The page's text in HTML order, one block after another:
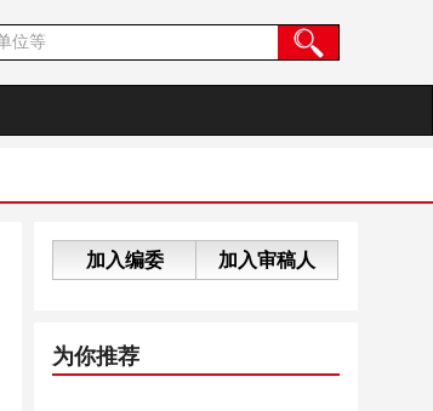
加入编委 加入审稿人
为你推荐